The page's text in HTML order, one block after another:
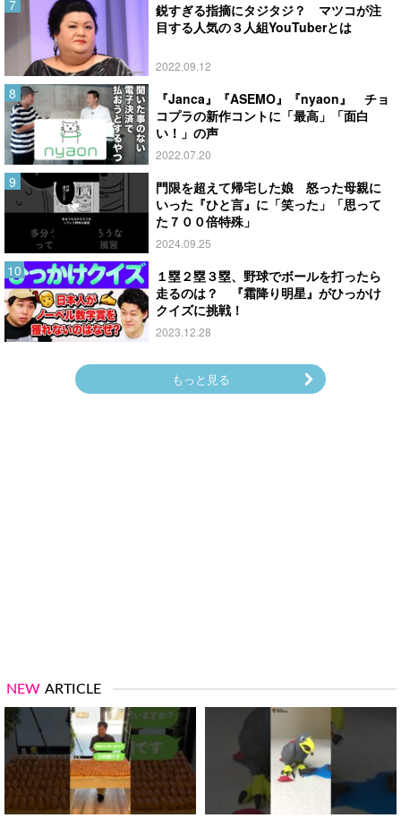
鋭すぎる指摘にタジタジ？ マツコが注
目する人気の３人組YouTuberとは
2022.09.12
『Janca』『ASEMO』『nyaon』 チョ
コプラの新作コントに「最高」「面白
い！」の声
2022.07.20
門限を超えて帰宅した娘 怒った母親に
いった『ひと言』に「笑った」「思って
た７００倍特殊」
2024.09.25
１塁２塁３塁、野球でボールを打ったら
走るのは？ 『霜降り明星』がひっかけ
クイズに挑戦！
2023.12.28
もっと見る
NEW ARTICLE